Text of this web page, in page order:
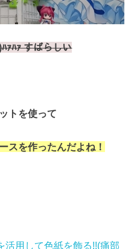
ﾊｧﾊｧ すばらしい
トを使って
スを作ったんだよね！
活用して色紙を飾る!!(痛部